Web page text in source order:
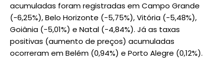
acumuladas foram registradas em Campo Grande
(-6,25%), Belo Horizonte (-5,75%), Vitória (-5,48%),
Goiânia (-5,01%) e Natal (-4,84%). Já as taxas
positivas (aumento de preços) acumuladas
ocorreram em Belém (0,94%) e Porto Alegre (0,12%).